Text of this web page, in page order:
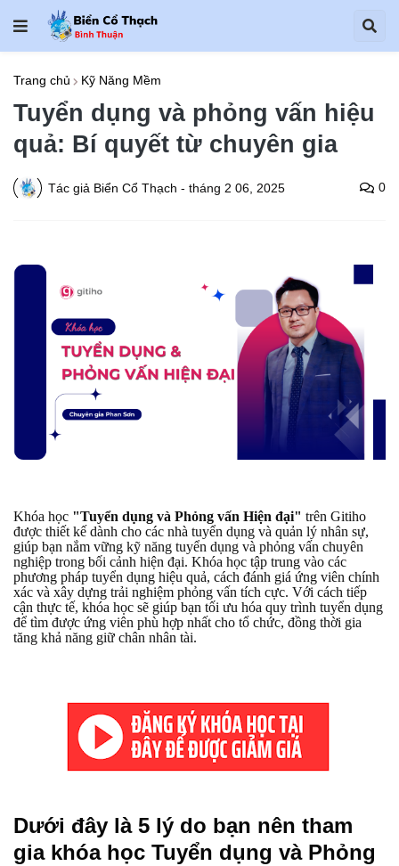
Trang chủ Kỹ Năng Mềm
Tuyển dụng và phỏng vấn hiệu
quả: Bí quyết từ chuyên gia
Tác giả Biển Cổ Thạch - tháng 2 06, 2025 0
Khóa học "Tuyển dụng và Phỏng vấn Hiện đại" trên Gitiho
được thiết kế dành cho các nhà tuyển dụng và quản lý nhân sự,
giúp bạn nắm vững kỹ năng tuyển dụng và phỏng vấn chuyên
nghiệp trong bối cảnh hiện đại. Khóa học tập trung vào các
phương pháp tuyển dụng hiệu quả, cách đánh giá ứng viên chính
xác và xây dựng trải nghiệm phỏng vấn tích cực. Với cách tiếp
cận thực tế, khóa học sẽ giúp bạn tối ưu hóa quy trình tuyển dụng
để tìm được ứng viên phù hợp nhất cho tổ chức, đồng thời gia
tăng khả năng giữ chân nhân tài.
Dưới đây là 5 lý do bạn nên tham
gia khóa học Tuyển dụng và Phỏng